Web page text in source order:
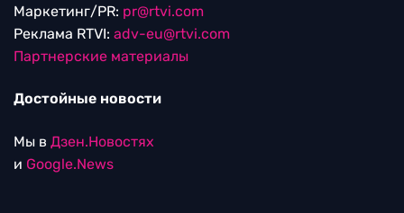
Маркетинг/PR: pr@rtvi.com
Реклама RTVI: adv-eu@rtvi.com
Партнерские материалы
Достойные новости
Мы в Дзен.Новостях
и Google.News